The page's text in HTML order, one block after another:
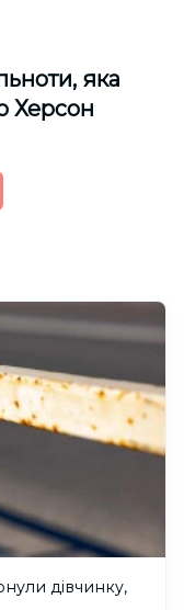
яка
Херсон
дівчинку,